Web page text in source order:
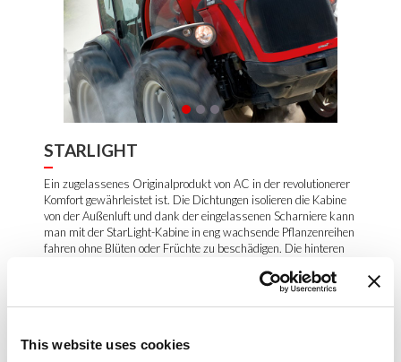
This website uses cookies
STARLIGHT
Ein zugelassenes Originalprodukt von AC in der revolutionerer
Komfort gewährleistet ist. Die Dichtungen isolieren die Kabine
von der Außenluft und dank der eingelassenen Scharniere kann
man mit der StarLight-Kabine in eng wachsende Pflanzenreihen
fahren ohne Blüten oder Früchte zu beschädigen. Die hinteren
Geräte und den Boden. Die Lüftungsanlage ist mit einer
Schnellenteisungsfunktion für die vordere Windschutzscheibe
Kabinenwände sind mit schalldämmendem Material verkleidet.